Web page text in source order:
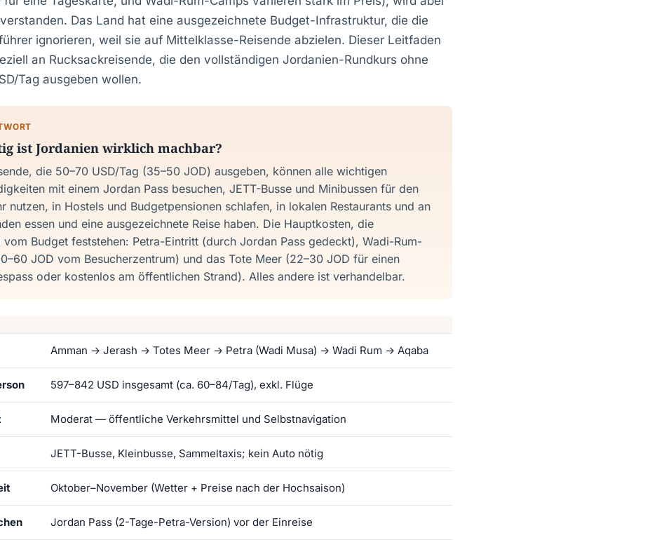
Das Land hat eine ausgezeichnete Budget-Infrastruktur, die die
ignorieren, weil sie auf Mittelklasse-Reisende abzielen. Dieser Leitfaden
an Rucksackreisende, die den vollständigen Jordanien-Rundkurs ohne
Tag ausgeben wollen.
ist Jordanien wirklich machbar?
die 50–70 USD/Tag (35–50 JOD) ausgeben, können alle wichtigen
mit einem Jordan Pass besuchen, JETT-Busse und Minibussen für den
nutzen, in Hostels und Budgetpensionen schlafen, in lokalen Restaurants und an
essen und eine ausgezeichnete Reise haben. Die Hauptkosten, die
vom Budget feststehen: Petra-Eintritt (durch Jordan Pass gedeckt), Wadi-Rum-
JOD vom Besucherzentrum) und das Tote Meer (22–30 JOD für einen
oder kostenlos am öffentlichen Strand). Alles andere ist verhandelbar.
Amman → Jerash → Totes Meer → Petra (Wadi Musa) → Wadi Rum → Aqaba
597–842 USD insgesamt (ca. 60–84/Tag), exkl. Flüge
Moderat — öffentliche Verkehrsmittel und Selbstnavigation
JETT-Busse, Kleinbusse, Sammeltaxis; kein Auto nötig
Oktober–November (Wetter + Preise nach der Hochsaison)
Jordan Pass (2-Tage-Petra-Version) vor der Einreise